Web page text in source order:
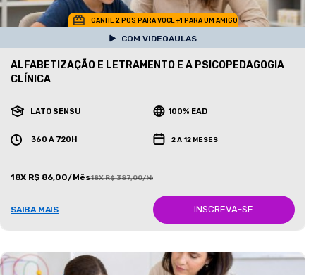
GANHE 2 POS PARA VOCE +1 PARA UM AMIGO
COM VIDEOAULAS
ALFABETIZAÇÃO E LETRAMENTO E A PSICOPEDAGOGIA
CLÍNICA
LATO SENSU 100% EAD
360 A 720H 2 A 12 MESES
18X R$ 86,00/Mês18X R$ 387,00/Mês
SAIBA MAIS INSCREVA-SE